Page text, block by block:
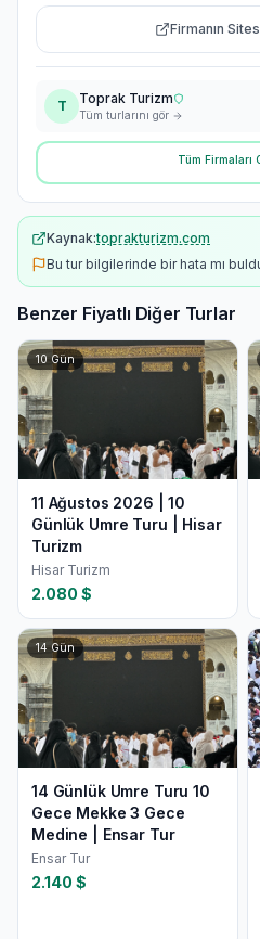
Firmanın
T Toprak Turizm
Tüm turlarını gör
Tüm Firmaları
Kaynak:toprakturizm.com
Bu tur bilgilerinde bir hata mı
Benzer Fiyatlı Diğer Turlar
10Gün
11 Ağustos 2026 | 10
Günlük Umre Turu | Hisar
Turizm
Hisar Turizm
2.080 $
14Gün
14 Günlük Umre Turu 10
Gece Mekke 3 Gece
Medine | Ensar Tur
Ensar Tur
2.140 $